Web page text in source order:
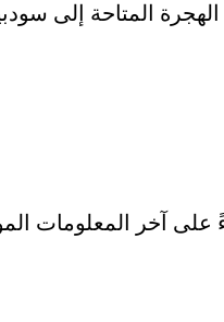
المتاحة إلى
على آخر المعلومات